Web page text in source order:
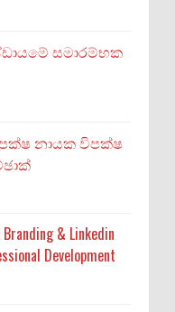
සමාරම්භක
නායක විපක්ෂ
& Linkedin
Development